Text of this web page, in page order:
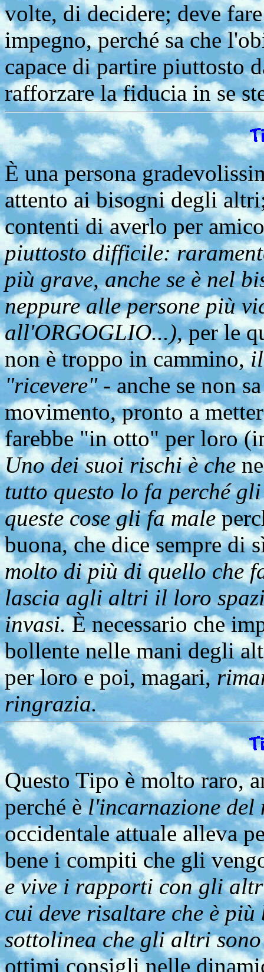
volte, di decidere; deve
impegno, perché sa che
capace di partire piuttosto
rafforzare la fiducia in se
È una persona
attento ai bisogni degli
contenti di averlo per
piuttosto difficile:
più grave, anche se è nel
neppure alle persone più
all'ORGOGLIO...),per le
non è troppo in cammino,il
"ricevere"- anche se non
movimento, pronto a
farebbe "in otto" per loro
Uno dei suoi rischi è che
tutto questo lo fa perché
queste cose gli fa male
buona, che dice sempre di
molto di più di quello che
lascia agli altri il loro
invasi.È necessario che
bollente nelle mani degli
per loro e poi, magari,
ringrazia.
Questo Tipo è molto raro,
perché èl'incarnazione del
occidentale attuale alleva
bene i compiti che gli
e vive i rapporti con gli
cui deve risaltare che è
sottolinea che gli altri
ottimi consigli nelle